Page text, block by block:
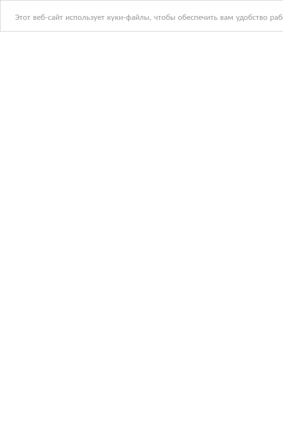
Этот веб-сайт использует куки-файлы, чтобы обеспечить вам удобство